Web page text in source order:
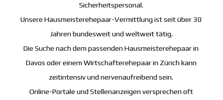
Sicherheitspersonal.
Unsere Hausmeisterehepaar-Vermittlung ist seit über 30
Jahren bundesweit und weltweit tätig.
Die Suche nach dem passenden Hausmeisterehepaar in
Davos oder einem Wirtschafterehepaar in Zürich kann
zeitintensiv und nervenaufreibend sein.
Online-Portale und Stellenanzeigen versprechen oft